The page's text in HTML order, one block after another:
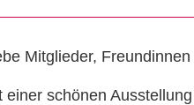
Mitglieder,
einer schönen